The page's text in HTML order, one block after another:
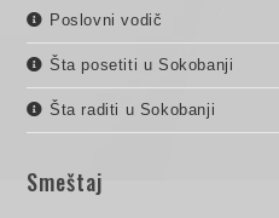
Poslovni vodič
Šta posetiti u Sokobanji
Šta raditi u Sokobanji
Smeštaj